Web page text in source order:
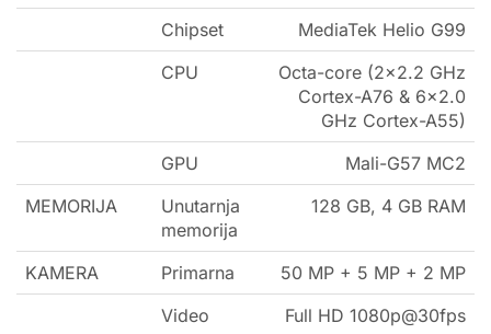
Chipset
MediaTek Helio G99
CPU
Octa-core (2×2.2 GHz
Cortex-A76 & 6×2.0
GHz Cortex-A55)
GPU
Mali-G57 MC2
MEMORIJA
Unutarnja
memorija
128 GB, 4 GB RAM
KAMERA Primarna
50 MP + 5 MP + 2 MP
Video
Full HD 1080p@30fps